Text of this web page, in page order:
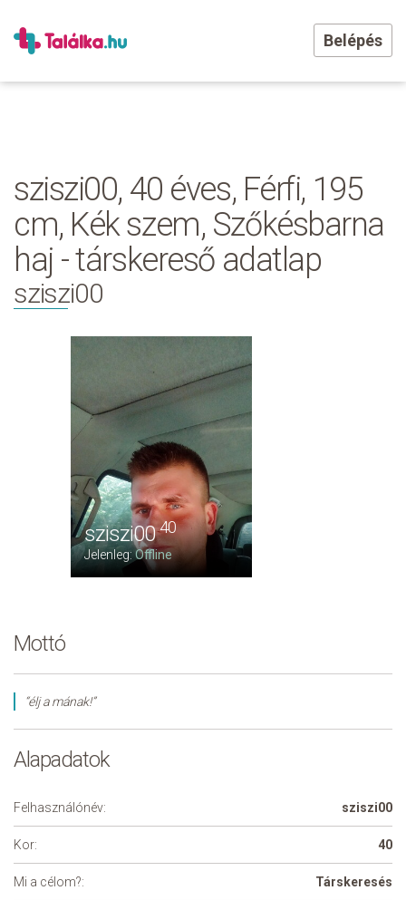
Belépés
sziszi00, 40 éves, Férfi, 195
cm, Kék szem, Szőkésbarna
haj - társkereső adatlap
sziszi00
sziszi0040
Jelenleg:Offline
Mottó
“élj a mának!”
Alapadatok
Felhasználónév: sziszi00
Kor: 40
Mi a célom?: Társkeresés